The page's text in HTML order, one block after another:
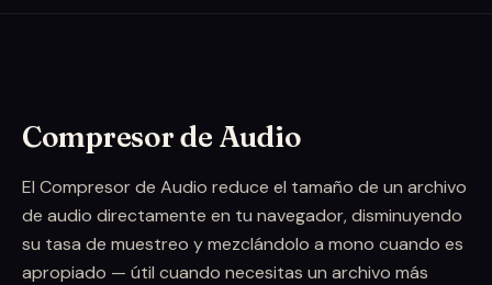
Compresor de Audio
El Compresor de Audio reduce el tamaño de un archivo
de audio directamente en tu navegador, disminuyendo
su tasa de muestreo y mezclándolo a mono cuando es
apropiado — útil cuando necesitas un archivo más